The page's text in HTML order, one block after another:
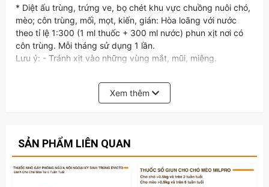
* Diệt ấu trùng, trứng ve, bọ chét khu vực chuồng nuôi chó,
mèo; côn trùng, mối, mọt, kiến, gián: Hòa loãng với nước
theo tỉ lệ 1:300 (1 ml thuốc + 300 ml nước) phun xịt nơi có
côn trùng. Mỗi tháng sử dụng 1 lần.
Lưu ý: - Tránh xịt vào những vùng mắt, mũi, miệng.
- Không để gần lửa. - Để xa tầm tay trẻ em
- Vặn đầu bơm đến SPRAY để xịt thuốc, sau đó vặn trở lại
Xem thêm
SẢN PHẨM LIÊN QUAN